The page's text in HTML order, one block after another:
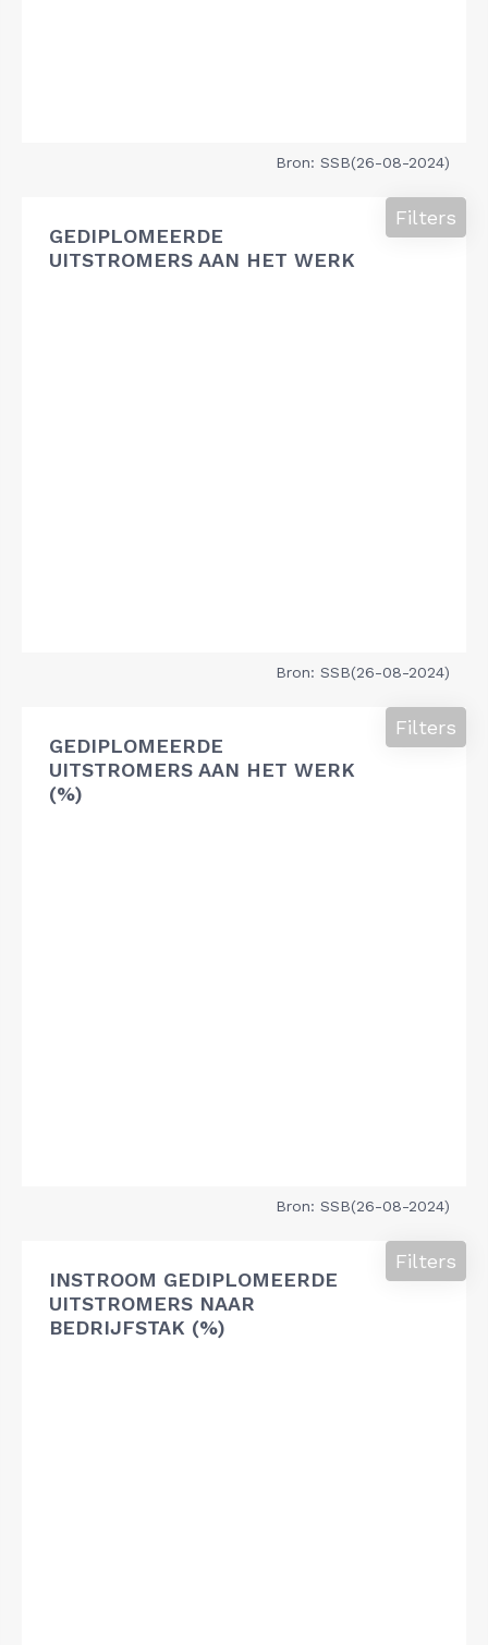
Bron: SSB(26-08-2024)
GEDIPLOMEERDE
UITSTROMERS AAN HET WERK
Filters
Bron: SSB(26-08-2024)
GEDIPLOMEERDE
UITSTROMERS AAN HET WERK
(%)
Filters
Bron: SSB(26-08-2024)
INSTROOM GEDIPLOMEERDE
UITSTROMERS NAAR
BEDRIJFSTAK (%)
Filters